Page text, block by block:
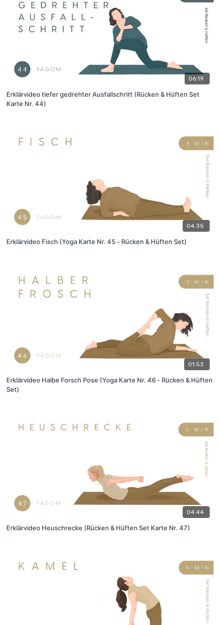
06:19
Erklärvideo tiefer gedrehter Ausfallschritt (Rücken & Hüften Set
Karte Nr. 44)
04:35
Erklärvideo Fisch (Yoga Karte Nr. 45 - Rücken & Hüften Set)
01:53
Erklärvideo Halbe Forsch Pose (Yoga Karte Nr. 46 - Rücken & Hüften
Set)
04:44
Erklärvideo Heuschrecke (Rücken & Hüften Set Karte Nr. 47)